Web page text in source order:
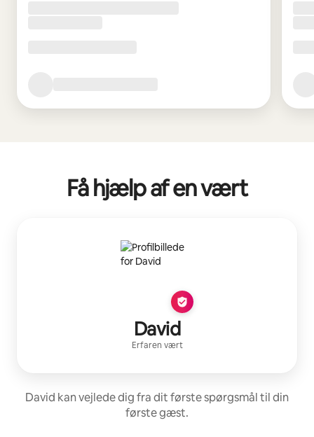
Få hjælp af en vært
David
Erfaren vært
David kan vejlede dig fra dit første spørgsmål til din
første gæst.